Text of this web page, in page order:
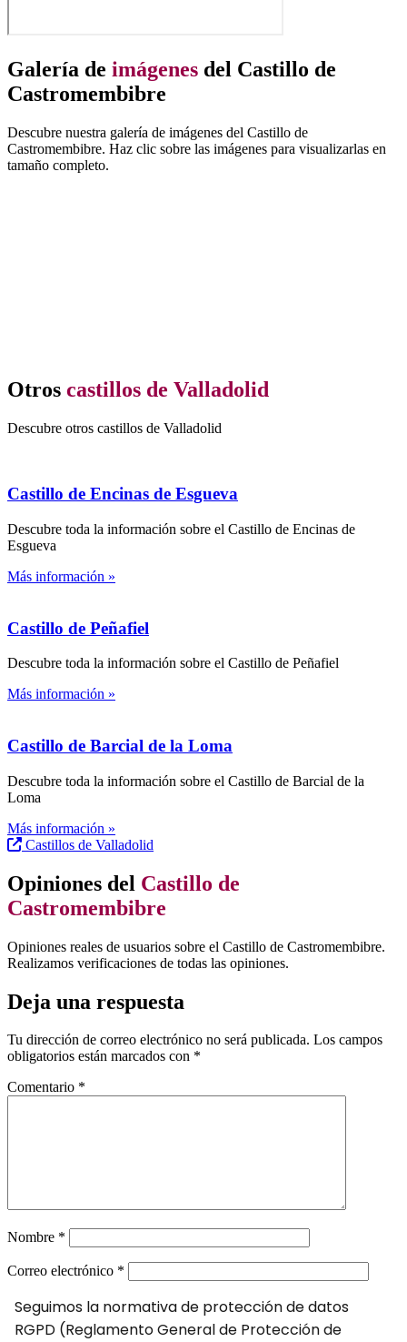
Galería de imágenes del Castillo de
Castromembibre
Descubre nuestra galería de imágenes del Castillo de
Castromembibre. Haz clic sobre las imágenes para visualizarlas en
tamaño completo.
Otros castillos de Valladolid
Descubre otros castillos de Valladolid
Castillo de Encinas de Esgueva
Descubre toda la información sobre el Castillo de Encinas de
Esgueva
Más información »
Castillo de Peñafiel
Descubre toda la información sobre el Castillo de Peñafiel
Más información »
Castillo de Barcial de la Loma
Descubre toda la información sobre el Castillo de Barcial de la
Loma
Más información »
Castillos de Valladolid
Opiniones del Castillo de
Castromembibre
Opiniones reales de usuarios sobre el Castillo de Castromembibre.
Realizamos verificaciones de todas las opiniones.
Deja una respuesta
Tu dirección de correo electrónico no será publicada. Los campos
obligatorios están marcados con *
Comentario *
Nombre *
Correo electrónico *
Seguimos la normativa de protección de datos
RGPD (Reglamento General de Protección de